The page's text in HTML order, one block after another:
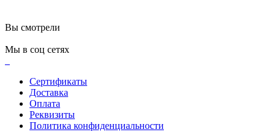
Вы смотрели
Мы в соц сетях
Сертификаты
Доставка
Оплата
Реквизиты
Политика конфиденциальности